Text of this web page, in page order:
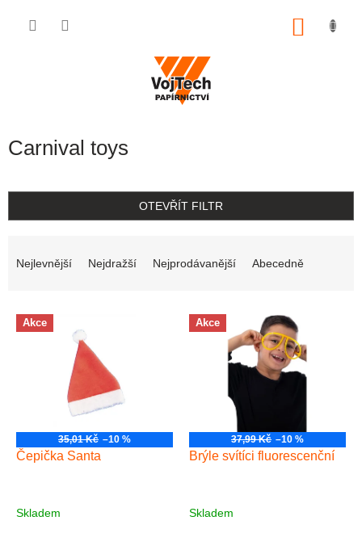
Carnival toys
OTEVŘÍT FILTR
Nejlevnější Nejdražší Nejprodávanější Abecedně
Výpis produktů
Akce
35,01 Kč –10 %
Čepička Santa
Skladem
Akce
37,99 Kč –10 %
Brýle svítíci fluorescenční
Skladem